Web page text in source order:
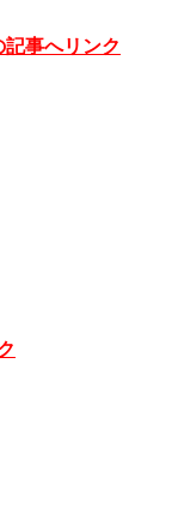
記事へリンク